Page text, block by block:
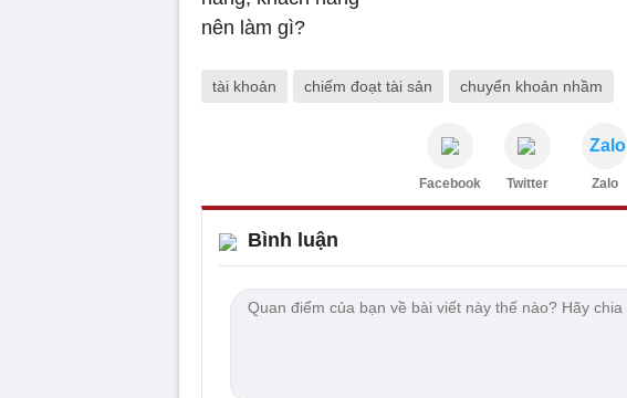
tài khoản chiếm đoạt tài sản chuyển khoản nhầm
Facebook Twitter
Zalo
Zalo
Bình luận